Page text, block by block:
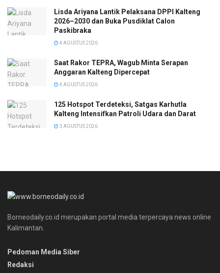
Lisda Ariyana Lantik Pelaksana DPPI Kalteng
2026–2030 dan Buka Pusdiklat Calon
Paskibraka
4 AGUSTUS 2026
Saat Rakor TEPRA, Wagub Minta Serapan
Anggaran Kalteng Dipercepat
4 AGUSTUS 2026
125 Hotspot Terdeteksi, Satgas Karhutla
Kalteng Intensifkan Patroli Udara dan Darat
3 AGUSTUS 2026
Borneodaily.co.id merupakan portal media terpercaya news online
Kalimantan.
Pedoman Media Siber
Redaksi